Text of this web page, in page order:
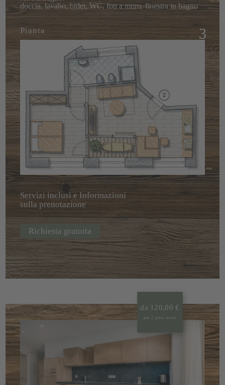
doccia, lavabo, bidet, WC, fon a muro, finestra in bagno
Pianta
Servizi inclusi e Informazioni
sulla prenotazione
Richiesta gratuita
da 120,00 €
per 2 pers./notte